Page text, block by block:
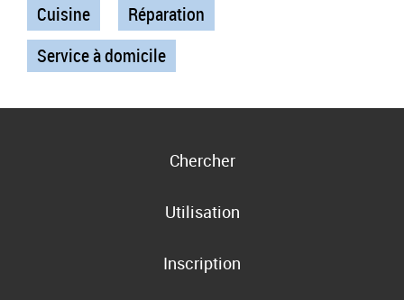
Cuisine
Réparation
Service à domicile
Chercher
Utilisation
Inscription